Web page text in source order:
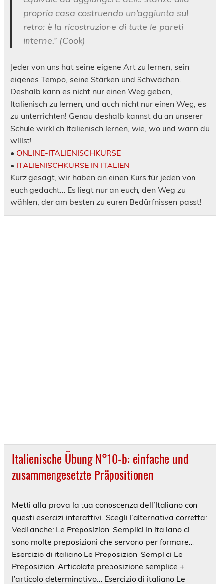
propria casa costruendo un’aggiunta sul
retro: è la ricostruzione di tutte le pareti
interne.” (Cook)
Jeder von uns hat seine eigene Art zu lernen, sein
eigenes Tempo, seine Stärken und Schwächen.
Deshalb kann es nicht nur einen Weg geben,
Italienisch zu lernen, und auch nicht nur einen Weg, es
zu unterrichten! Genau deshalb kannst du an unserer
Schule wirklich Italienisch lernen, wie, wo und wann du
willst!
• ONLINE-ITALIENISCHKURSE
• ITALIENISCHKURSE IN ITALIEN
Kurz gesagt, wir haben an einen Kurs für jeden von
euch gedacht… Es liegt nur an euch, den Weg zu
wählen, der am besten zu euren Bedürfnissen passt!
Italienische Übung N°10-b: einfache und
zusammengesetzte Präpositionen
Metti alla prova la tua conoscenza dell’Italiano con
questi esercizi interattivi. Scegli l’alternativa corretta:
Vedi anche: Le Preposizioni Semplici In italiano ci
sono molte preposizioni che servono per formare…
Esercizio di italiano Le Preposizioni Semplici Le
Preposizioni Articolate preposizione semplice +
l’articolo determinativo… Esercizio di italiano Le